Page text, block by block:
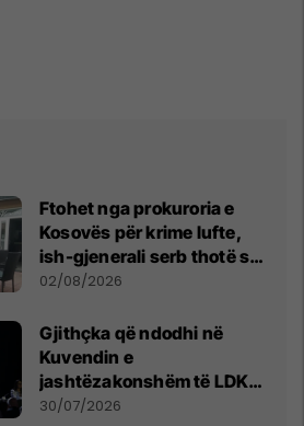
Ftohet nga prokuroria e
Kosovës për krime lufte,
ish-gjenerali serb thotë se
dikush e tradhtoi në
02/08/2026
Gjithçka që ndodhi në
Kuvendin e
jashtëzakonshëm të LDK-
së
30/07/2026